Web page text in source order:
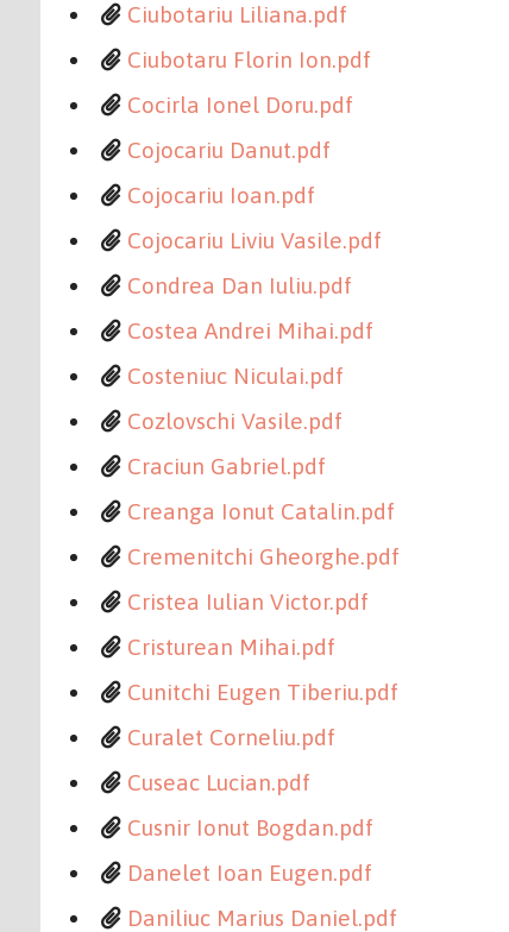
Ciubotariu Liliana.pdf
Ciubotaru Florin Ion.pdf
Cocirla Ionel Doru.pdf
Cojocariu Danut.pdf
Cojocariu Ioan.pdf
Cojocariu Liviu Vasile.pdf
Condrea Dan Iuliu.pdf
Costea Andrei Mihai.pdf
Costeniuc Niculai.pdf
Cozlovschi Vasile.pdf
Craciun Gabriel.pdf
Creanga Ionut Catalin.pdf
Cremenitchi Gheorghe.pdf
Cristea Iulian Victor.pdf
Cristurean Mihai.pdf
Cunitchi Eugen Tiberiu.pdf
Curalet Corneliu.pdf
Cuseac Lucian.pdf
Cusnir Ionut Bogdan.pdf
Danelet Ioan Eugen.pdf
Daniliuc Marius Daniel.pdf